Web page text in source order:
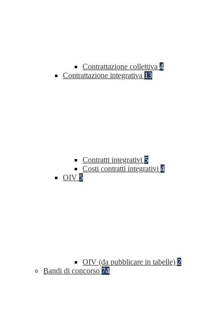
Contrattazione collettiva 4
Contrattazione integrativa 13
Contratti integrativi 5
Costi contratti integrativi 4
OIV 5
OIV (da pubblicare in tabelle) 2
Bandi di concorso 74